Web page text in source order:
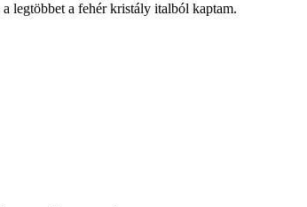
legtöbbet a fehér kristály italból kaptam.